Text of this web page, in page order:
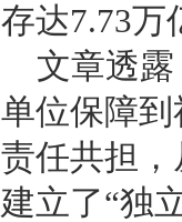
存达7.73万
文章透露
单位保障
责任共担
建立了“独